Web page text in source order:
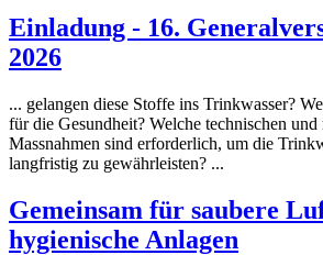
Einladung - 16.
2026
... gelangen diese Stoffe ins Trinkwasser?
für die Gesundheit? Welche technischen und
Massnahmen sind erforderlich, um die
langfristig zu gewährleisten? ...
Gemeinsam für saubere
hygienische Anlagen